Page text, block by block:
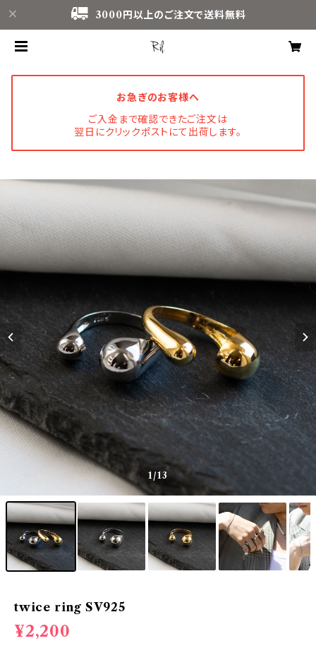
3000円以上のご注文で送料無料
お急ぎのお客様へ
ご入金まで確認できたご注文は
翌日にクリックポストにて出荷します。
1/13
twice ring SV925
¥2,200